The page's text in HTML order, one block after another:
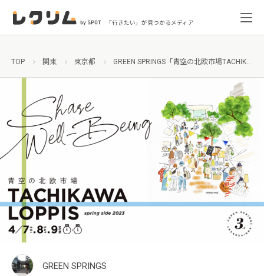
「行きたい」が見つかるメディア
TOP 関東 東京都 GREEN SPRINGS「青空の北欧市場TACHIKAWA LOPPIS」開催！立川で北欧旅行気分を満喫
GREEN SPRINGS